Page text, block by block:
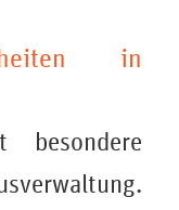
in
besondere